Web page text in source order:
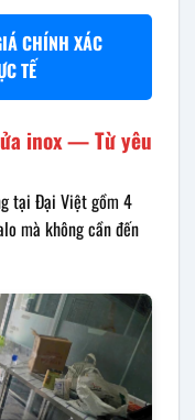
CHÍNH XÁC
TẾ
inox — Từ yêu
tại Đại Việt gồm 4
mà không cần đến